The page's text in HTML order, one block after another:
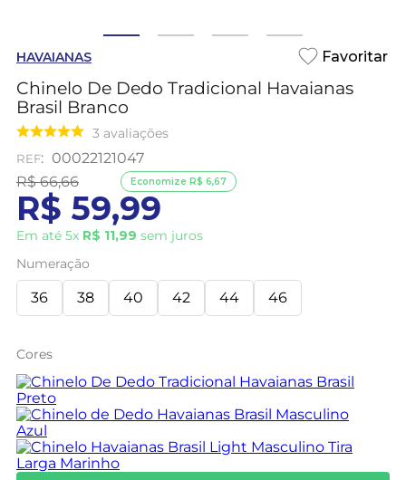
HAVAIANAS
Chinelo De Dedo Tradicional Havaianas
Brasil Branco
3 avaliações
: 00022121047
R$ 66,66
R$ 59,99
Em até 5x R$ 11,99 sem juros
Economize R$ 6,67
Numeração
36 38 40 42 44 46
Cores